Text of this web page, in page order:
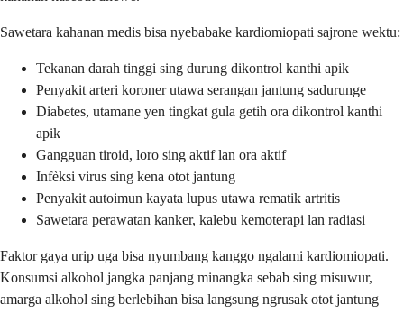
Sawetara kahanan medis bisa nyebabake kardiomiopati sajrone wektu:
Tekanan darah tinggi sing durung dikontrol kanthi apik
Penyakit arteri koroner utawa serangan jantung sadurunge
Diabetes, utamane yen tingkat gula getih ora dikontrol kanthi
apik
Gangguan tiroid, loro sing aktif lan ora aktif
Infèksi virus sing kena otot jantung
Penyakit autoimun kayata lupus utawa rematik artritis
Sawetara perawatan kanker, kalebu kemoterapi lan radiasi
Faktor gaya urip uga bisa nyumbang kanggo ngalami kardiomiopati.
Konsumsi alkohol jangka panjang minangka sebab sing misuwur,
amarga alkohol sing berlebihan bisa langsung ngrusak otot jantung